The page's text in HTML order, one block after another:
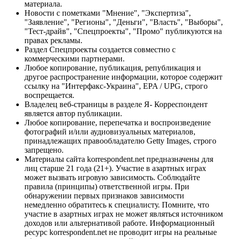
материала.
Новости с пометками "Мнение", "Экспертиза",
"Заявление", "Регионы", "Деньги", "Власть", "Выборы",
"Тест-драйв", "Спецпроекты", "Промо" публикуются на
правах рекламы.
Раздел Спецпроекты создается совместно с
коммерческими партнерами.
Любое копирование, публикация, републикация и
другое распространение информации, которое содержит
ссылку на "Интерфакс-Украина", EPA / UPG, строго
воспрещается.
Владелец веб-страницы в разделе Я- Корреспондент
является автор публикации.
Любое копирование, перепечатка и воспроизведение
фотографий и/или аудиовизуальных материалов,
принадлежащих правообладателю Getty Images, строго
запрещено.
Материалы сайта korrespondent.net предназначены для
лиц старше 21 года (21+). Участие в азартных играх
может вызвать игровую зависимость. Соблюдайте
правила (принципы) ответственной игры. При
обнаружении первых признаков зависимости
немедленно обратитесь к специалисту. Помните, что
участие в азартных играх не может являться источником
доходов или альтернативой работе. Информационный
ресурс korrespondent.net не проводит игры на реальные